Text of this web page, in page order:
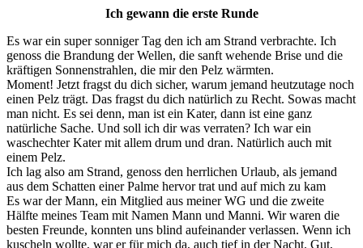
Ich gewann die erste Runde
Es war ein super sonniger Tag den ich am Strand verbrachte. Ich
genoss die Brandung der Wellen, die sanft wehende Brise und die
kräftigen Sonnenstrahlen, die mir den Pelz wärmten.
Moment! Jetzt fragst du dich sicher, warum jemand heutzutage noch
einen Pelz trägt. Das fragst du dich natürlich zu Recht. Sowas macht
man nicht. Es sei denn, man ist ein Kater, dann ist eine ganz
natürliche Sache. Und soll ich dir was verraten? Ich war ein
waschechter Kater mit allem drum und dran. Natürlich auch mit
einem Pelz.
Ich lag also am Strand, genoss den herrlichen Urlaub, als jemand
aus dem Schatten einer Palme hervor trat und auf mich zu kam
Es war der Mann, ein Mitglied aus meiner WG und die zweite
Hälfte meines Team mit Namen Mann und Manni. Wir waren die
besten Freunde, konnten uns blind aufeinander verlassen. Wenn ich
kuscheln wollte, war er für mich da, auch tief in der Nacht. Gut,